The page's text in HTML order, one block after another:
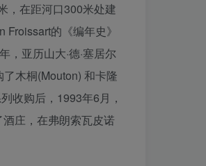
，在距河口300米处建
的《编年史》
亚历山大·德·塞居尔
木桐(Mouton) 和卡隆
收购后，1993年6月，
庄，在弗朗索瓦皮诺